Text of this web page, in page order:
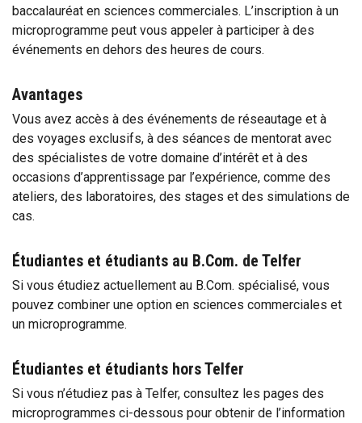
baccalauréat en sciences commerciales. L’inscription à un
microprogramme peut vous appeler à participer à des
événements en dehors des heures de cours.
Avantages
Vous avez accès à des événements de réseautage et à
des voyages exclusifs, à des séances de mentorat avec
des spécialistes de votre domaine d’intérêt et à des
occasions d’apprentissage par l’expérience, comme des
ateliers, des laboratoires, des stages et des simulations de
cas.
Étudiantes et étudiants au B.Com. de Telfer
Si vous étudiez actuellement au B.Com. spécialisé, vous
pouvez combiner une option en sciences commerciales et
un microprogramme.
Étudiantes et étudiants hors Telfer
Si vous n’étudiez pas à Telfer, consultez les pages des
microprogrammes ci-dessous pour obtenir de l’information